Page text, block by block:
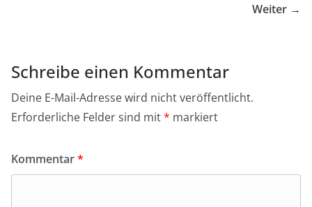
Weiter →
Schreibe einen Kommentar
Deine E-Mail-Adresse wird nicht veröffentlicht.
Erforderliche Felder sind mit* markiert
Kommentar*